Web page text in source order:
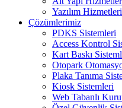
Yazılım Hizmetleri
Çözümlerimiz
PDKS Sistemleri
Access Kontrol
Kart Baskı
Otopark
Plaka Tanıma
Kiosk Sistemleri
Web Tabanlı